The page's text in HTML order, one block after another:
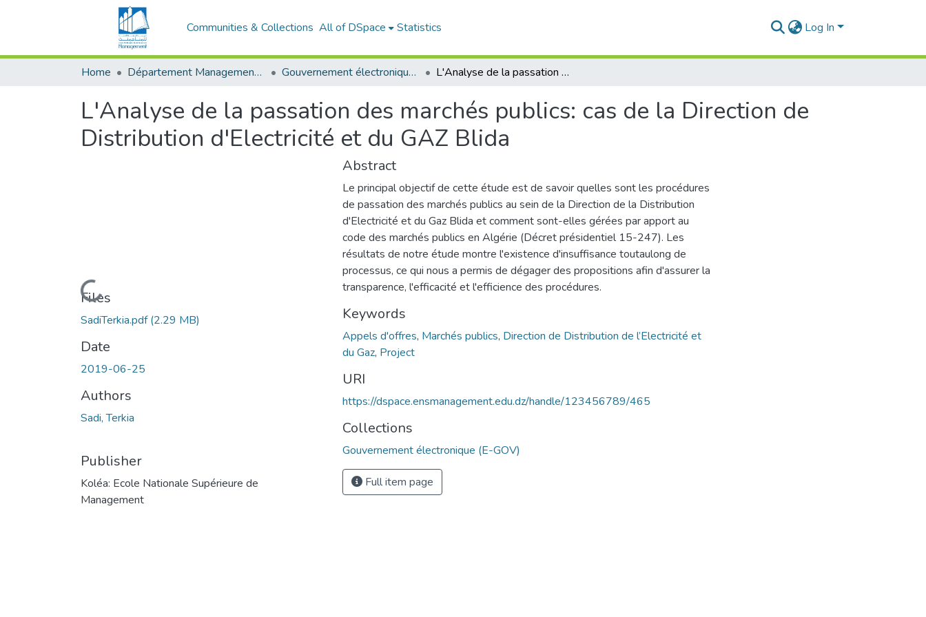
Communities & Collections All of DSpace Statistics Log In
Home Département Management stratégique et système Gouvernement électronique (E-GOV) L'Analyse de la passation des marchés publics: cas de la Direction de Distribution d'Electricité et du GAZ Blida
L'Analyse de la passation des marchés publics: cas de la Direction de
Distribution d'Electricité et du GAZ Blida
Loading...
Files
SadiTerkia.pdf(2.29 MB)
Date
2019-06-25
Authors
Sadi, Terkia
Publisher
Koléa: Ecole Nationale Supérieure de
Management
Abstract
Le principal objectif de cette étude est de savoir quelles sont les procédures
de passation des marchés publics au sein de la Direction de la Distribution
d'Electricité et du Gaz Blida et comment sont-elles gérées par apport au
code des marchés publics en Algérie (Décret présidentiel 15-247). Les
résultats de notre étude montre l'existence d'insuffisance toutaulong de
processus, ce qui nous a permis de dégager des propositions afin d'assurer la
transparence, l'efficacité et l'efficience des procédures.
Keywords
Appels d'offres, Marchés publics, Direction de Distribution de l’Electricité et
du Gaz, Project
URI
https://dspace.ensmanagement.edu.dz/handle/123456789/465
Collections
Gouvernement électronique (E-GOV)
Full item page